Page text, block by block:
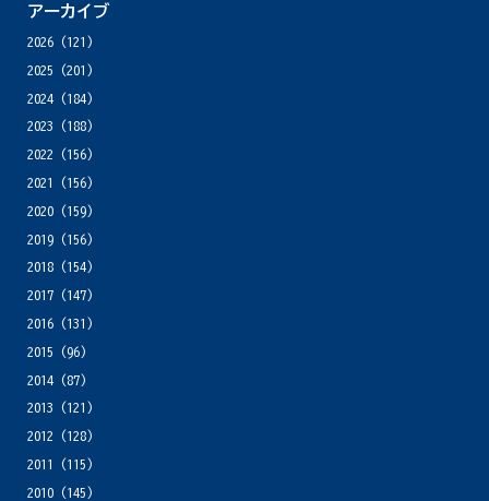
アーカイブ
2026(121)
2025 (201)
2024(184)
2023 (188)
2022 (156)
2021
(156)
2020(159)
2019(156)
2018(154)
2017(147)
2016(131)
2015 (96)
2014(87)
2013 (121)
2012 (128)
2011
(115)
2010(145)